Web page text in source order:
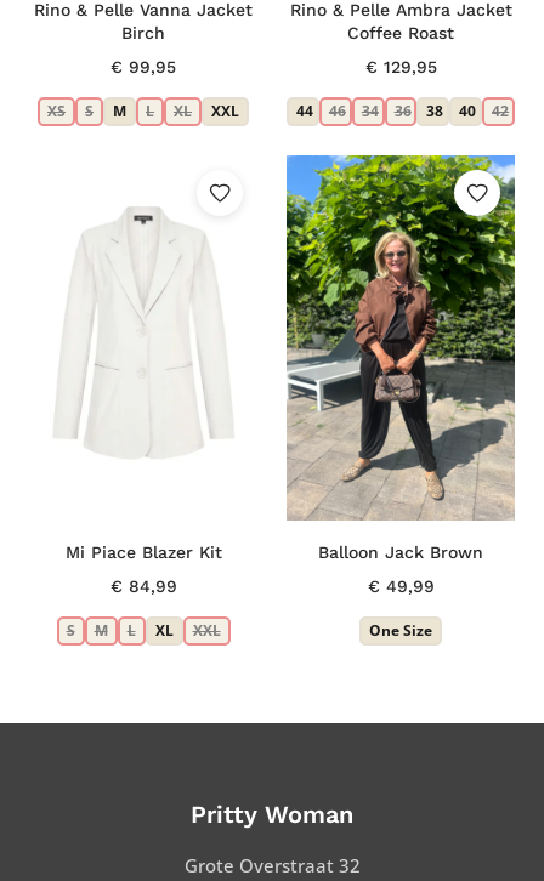
Rino & Pelle Vanna Jacket
Birch
€ 99,95
XS S M L XL XXL
Rino & Pelle Ambra Jacket
Coffee Roast
€ 129,95
44 46 34 36 38 40 42
Mi Piace Blazer Kit
€ 84,99
S M L XL XXL
Balloon Jack Brown
€ 49,99
One Size
Pritty Woman
Grote Overstraat 32